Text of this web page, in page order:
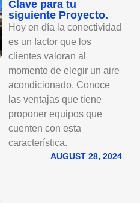
Clave para tu
siguiente Proyecto.
Hoy en día la conectividad
es un factor que los
clientes valoran al
momento de elegir un aire
acondicionado. Conoce
las ventajas que tiene
proponer equipos que
cuenten con esta
característica.
AUGUST 28, 2024